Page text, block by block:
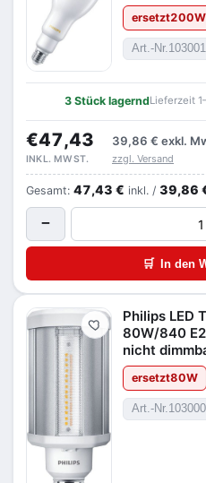
ersetzt200W
Art.-Nr.
3 Stück lagerndLieferzeit
€47,43 39,86 € exkl.
INKL. MWST. zzgl. Versand
Gesamt: 47,43 € inkl. / 39,86
−
🛒 In den
Merken
Philips LED
80W/840
nicht
ersetzt80W
Art.-Nr.